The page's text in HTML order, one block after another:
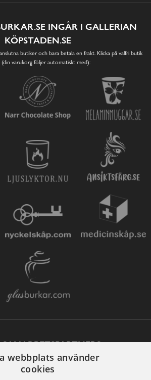
INGÅR I GALLERIAN
KÖPSTADEN.SE
butiker och bara betala en frakt. Klicka på valfri butik
(din varukorg följer automatiskt med):
webbplats använder
cookies